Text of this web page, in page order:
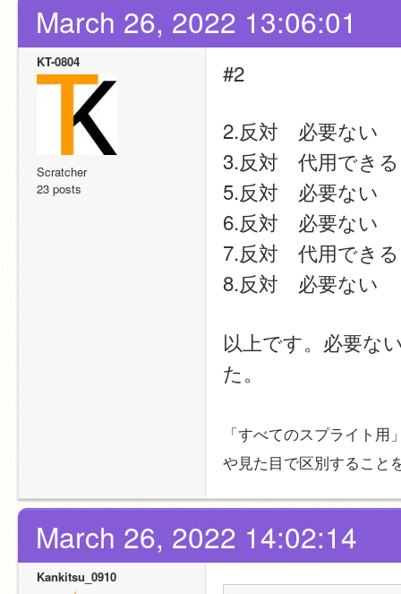
March 26, 2022 13:06:01
KT-0804
Scratcher
23 posts
#2
2.反対　必要ない
3.反対　代用でき
5.反対　必要ない
6.反対　必要ない
7.反対　代用できる
8.反対　必要ない
以上です。必要な
た。
「すべてのスプライト
や見た目で区別すること
March 26, 2022 14:02:14
Kankitsu_0910